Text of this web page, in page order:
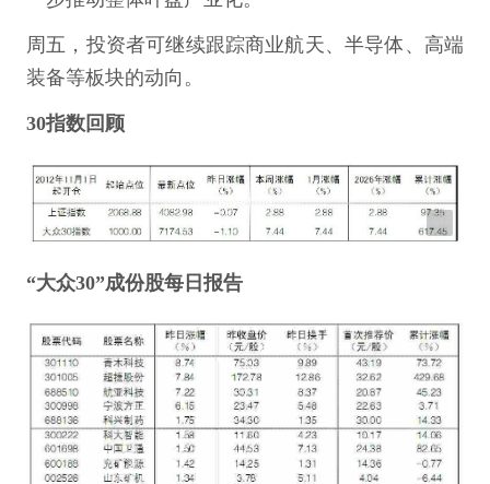
周五，投资者可继续跟踪商业航天、半导体、高端
装备等板块的动向。
30指数回顾
“大众30”成份股每日报告